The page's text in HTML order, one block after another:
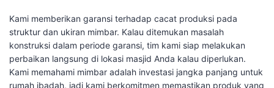
Kami memberikan garansi terhadap cacat produksi pada
struktur dan ukiran mimbar. Kalau ditemukan masalah
konstruksi dalam periode garansi, tim kami siap melakukan
perbaikan langsung di lokasi masjid Anda kalau diperlukan.
Kami memahami mimbar adalah investasi jangka panjang untuk
rumah ibadah, jadi kami berkomitmen memastikan produk yang